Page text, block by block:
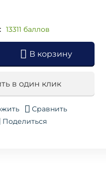
13311 баллов
В корзину
в один клик
Сравнить
Поделиться